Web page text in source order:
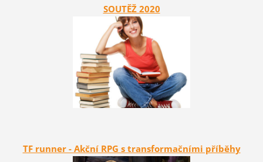
SOUTĚŽ 2020
TF runner - Akční RPG s transformačními příběhy